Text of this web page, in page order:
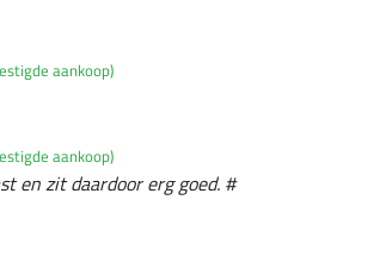
aankoop)
aankoop)
en zit daardoor erg goed. #